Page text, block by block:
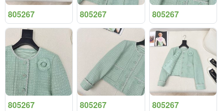
805267 805267 805267
805267 805267 805267